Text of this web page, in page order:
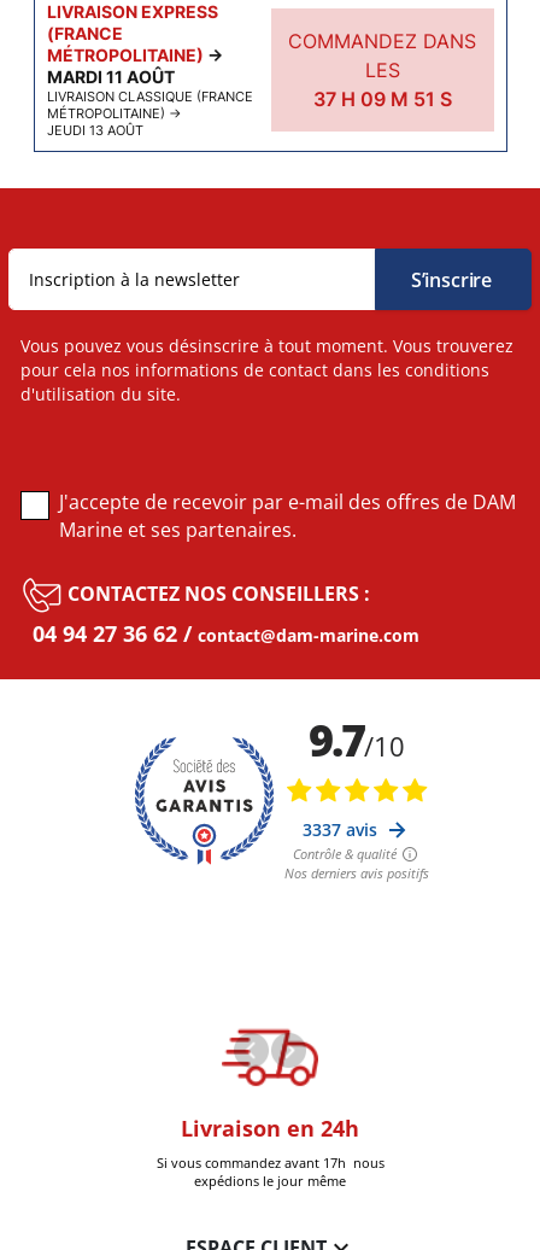
LIVRAISON EXPRESS
(FRANCE
MÉTROPOLITAINE) →
MARDI 11 AOÛT
LIVRAISON CLASSIQUE (FRANCE
MÉTROPOLITAINE) →
JEUDI 13 AOÛT
COMMANDEZ DANS
LES
37H 09M 50 S
Livraison en 24h
Si vous commandez avant 17h nous
expédions le jour même
Vous pouvez vous désinscrire à tout moment. Vous trouverez
pour cela nos informations de contact dans les conditions
d'utilisation du site.
J'accepte de recevoir par e-mail des offres de DAM
Marine et ses partenaires.
CONTACTEZ NOS CONSEILLERS :
04 94 27 36 62 contact@dam-marine.com